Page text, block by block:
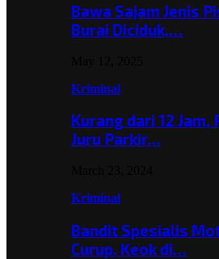
Bawa Sajam Jenis
Burai Diciduk,…
Kriminal
Kurang dari 12 Jam,
Juru Parkir…
Kriminal
Bandit Spesialis
Curup, Keok di…